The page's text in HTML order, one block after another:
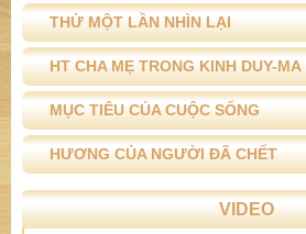
THỬ MỘT LẦN NHÌN LẠI
HT CHA MẸ TRONG KINH DUY-MA
MỤC TIÊU CỦA CUỘC SỐNG
HƯƠNG CỦA NGƯỜI ĐÃ CHẾT
VIDEO